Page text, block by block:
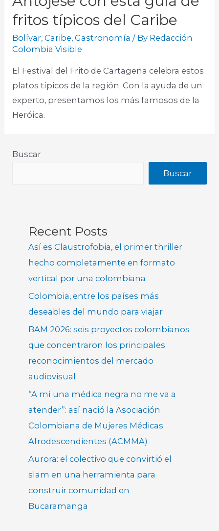
fritos típicos del Caribe
Bolívar,Caribe,Gastronomía / By Redacción
Colombia Visible
El Festival del Frito de Cartagena celebra estos
platos típicos de la región. Con la ayuda de un
experto, presentamos los más famosos de la
Heróica.​
Buscar
Buscar
Recent Posts
Así es Claustrofobia, el primer thriller
hecho completamente en formato
vertical por una colombiana
Colombia, entre los países más
deseables del mundo para viajar
BAM 2026: seis proyectos colombianos
que concentraron los principales
reconocimientos del mercado
audiovisual
“A mí una médica negra no me va a
atender”: así nació la Asociación
Colombiana de Mujeres Médicas
Afrodescendientes (ACMMA)
Aurora: el colectivo que convirtió el
slam en una herramienta para
construir comunidad en
Bucaramanga